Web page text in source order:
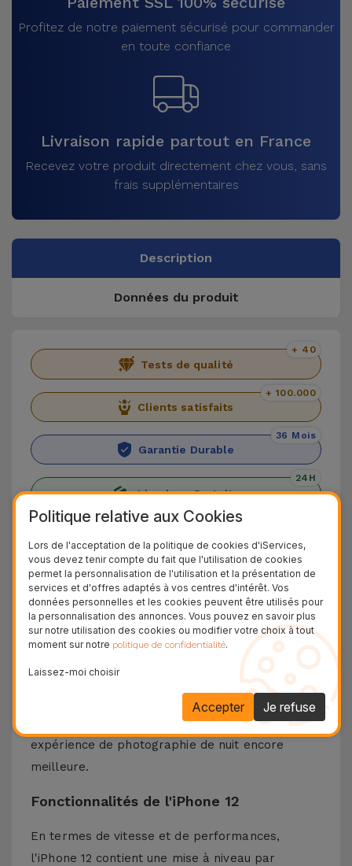
Profitez de notre paiement sécurisé pour commander
en toute confiance
Livraison rapide partout en France
Recevez votre produit directement chez vous, sans
frais supplémentaires
Description
Données du produit
Tests de qualité
+ 40
Clients satisfaits
+ 100.000
Garantie Durable
36 Mois
Livraison Gratuite
24H
L'iPhone 12, principal smartphone d'Apple dans
la gamme 2020, marque le retour de la marque à
son design droit, qu'elle avait abandonné depuis
l'iPhone SE. En ce qui concerne les différences
écran OLED de
6,1 pouces, offrant une expérience de visionnage
de contenu haut de gamme. Le
double capteur
offre un meilleur traitement d'image et une
expérience de photographie de nuit encore
meilleure.
Fonctionnalités de l'iPhone 12
En termes de vitesse et de performances,
l'iPhone 12 contient une mise à niveau par
Politique relative aux Cookies
Lors de l'acceptation de la politique de cookies d'iServices,
vous devez tenir compte du fait que l'utilisation de cookies
permet la personnalisation de l'utilisation et la présentation de
services et d'offres adaptés à vos centres d'intérêt. Vos
données personnelles et les cookies peuvent être utilisés pour
la personnalisation des annonces. Vous pouvez en savoir plus
sur notre utilisation des cookies ou modifier votre choix à tout
moment sur notre politique de confidentialité.
Laissez-moi choisir
Je refuse
Accepter